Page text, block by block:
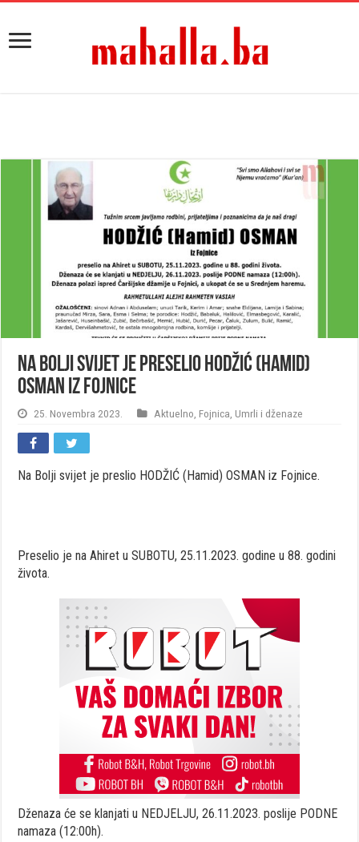
Na Bolji svijet je preselio HODŽIĆ (Hamid)
OSMAN iz Fojnice
25. Novembra 2023. Aktuelno Fojnica Umrli i dženaze
Na Bolji svijet je preslio HODŽIĆ (Hamid) OSMAN iz Fojnice.
Preselio je na Ahiret u SUBOTU, 25.11.2023. godine u 88. godini
života.
Dženaza će se klanjati u NEDJELJU, 26.11.2023. poslije PODNE
namaza (12:00h).